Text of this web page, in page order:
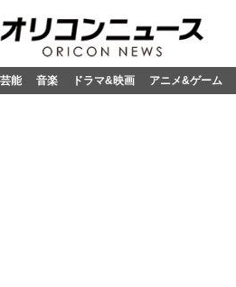
芸能 音楽 ドラマ&映画 アニメ&ゲーム